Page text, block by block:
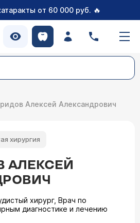
от 60 000 руб. 🔥
Алексей Александрович
хирургия
АЛЕКСЕЙ
хирург, Врач по
диагностике и лечению